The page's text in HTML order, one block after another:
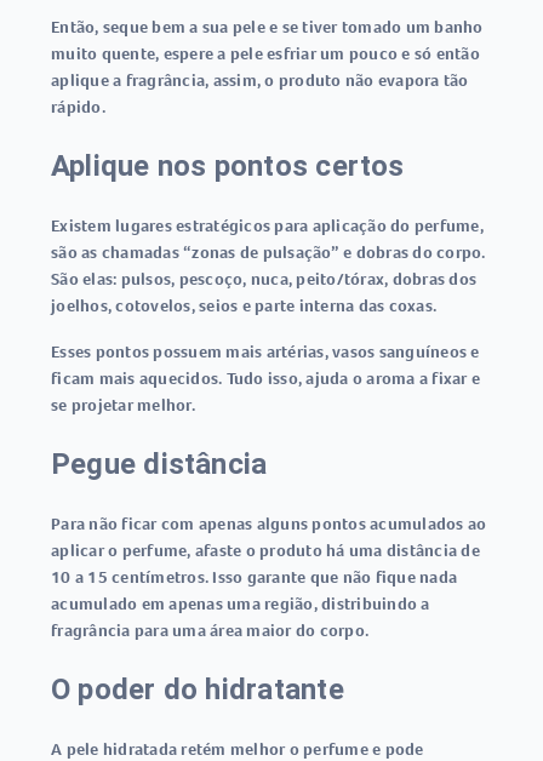
Então, seque bem a sua pele e se tiver tomado um banho
muito quente, espere a pele esfriar um pouco e só então
aplique a fragrância, assim, o produto não evapora tão
rápido.
Aplique nos pontos certos
Existem lugares estratégicos para aplicação do perfume,
são as chamadas “zonas de pulsação” e dobras do corpo.
São elas: pulsos, pescoço, nuca, peito/tórax, dobras dos
joelhos, cotovelos, seios e parte interna das coxas.
Esses pontos possuem mais artérias, vasos sanguíneos e
ficam mais aquecidos. Tudo isso, ajuda o aroma a fixar e
se projetar melhor.
Pegue distância
Para não ficar com apenas alguns pontos acumulados ao
aplicar o perfume, afaste o produto há uma distância de
10 a 15 centímetros. Isso garante que não fique nada
acumulado em apenas uma região, distribuindo a
fragrância para uma área maior do corpo.
O poder do hidratante
A pele hidratada retém melhor o perfume e pode